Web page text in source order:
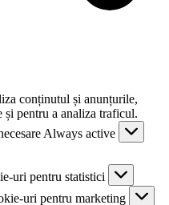
conținutul și anunțurile,
pentru a analiza traficul.
Always active
uri pentru statistici
uri pentru marketing